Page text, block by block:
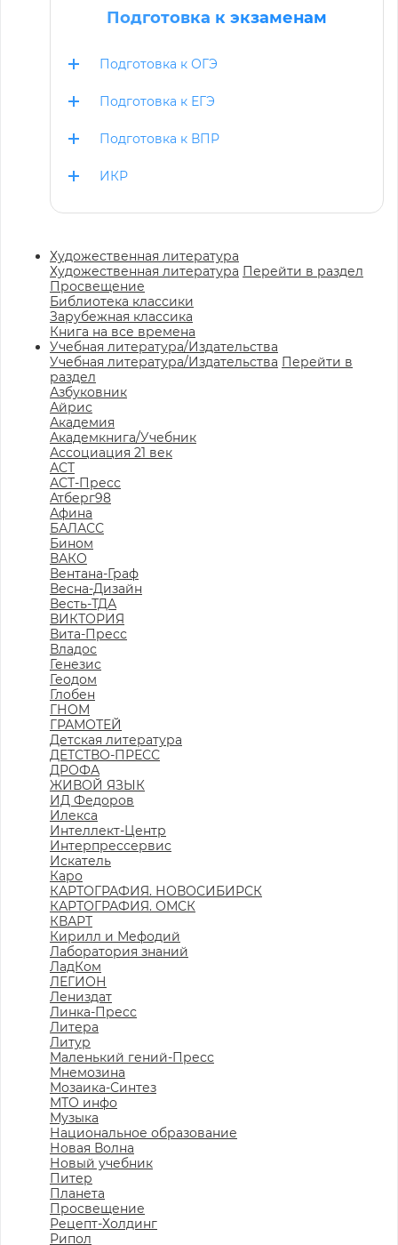
Подготовка к экзаменам
Подготовка к ОГЭ
Подготовка к ЕГЭ
Подготовка к ВПР
ИКР
Художественная литература
Художественная литература Перейти в раздел
Просвещение
Библиотека классики
Зарубежная классика
Книга на все времена
Учебная литература/Издательства
Учебная литература/Издательства Перейти в
раздел
Азбуковник
Айрис
Академия
Академкнига/Учебник
Ассоциация 21 век
АСТ
АСТ-Пресс
Атберг98
Афина
БАЛАСС
Бином
ВАКО
Вентана-Граф
Весна-Дизайн
Весть-ТДА
ВИКТОРИЯ
Вита-Пресс
Владос
Генезис
Геодом
Глобен
ГНОМ
ГРАМОТЕЙ
Детская литература
ДЕТСТВО-ПРЕСС
ДРОФА
ЖИВОЙ ЯЗЫК
ИД Федоров
Илекса
Интеллект-Центр
Интерпрессервис
Искатель
Каро
КАРТОГРАФИЯ. НОВОСИБИРСК
КАРТОГРАФИЯ. ОМСК
КВАРТ
Кирилл и Мефодий
Лаборатория знаний
ЛадКом
ЛЕГИОН
Лениздат
Линка-Пресс
Литера
Литур
Маленький гений-Пресс
Мнемозина
Мозаика-Синтез
МТО инфо
Музыка
Национальное образование
Новая Волна
Новый учебник
Питер
Планета
Просвещение
Рецепт-Холдинг
Рипол